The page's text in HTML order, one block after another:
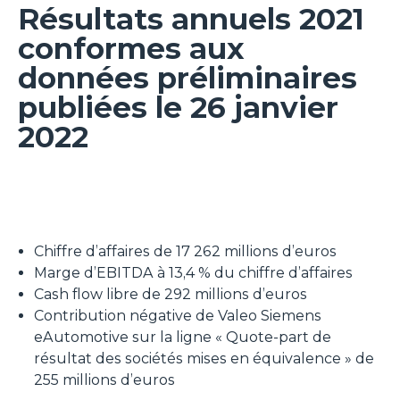
Résultats annuels 2021
conformes aux
données préliminaires
publiées le 26 janvier
2022
Chiffre d’affaires de 17 262 millions d’euros
Marge d’EBITDA à 13,4 % du chiffre d’affaires
Cash flow libre de 292 millions d’euros
Contribution négative de Valeo Siemens
eAutomotive sur la ligne « Quote-part de
résultat des sociétés mises en équivalence » de
255 millions d’euros